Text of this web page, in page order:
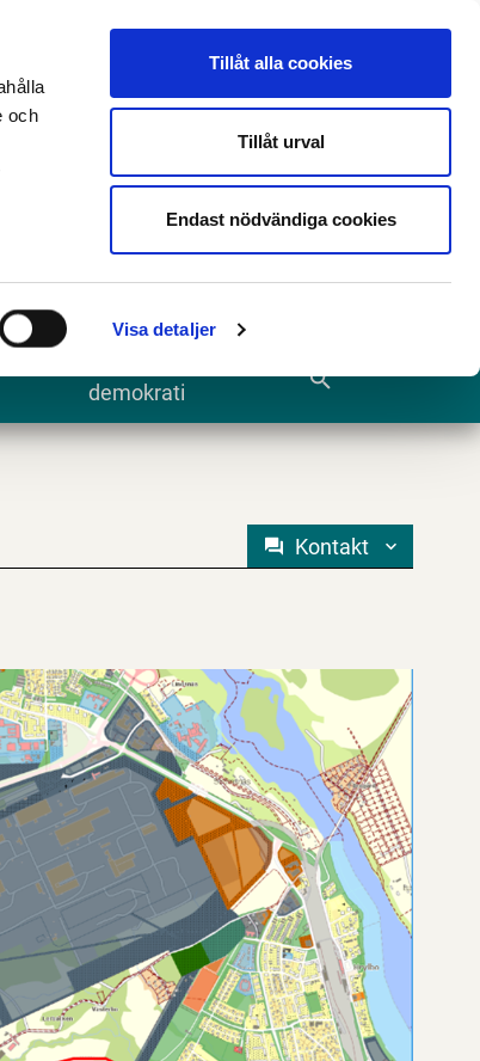
och
Visa detaljer
Tillåt alla cookies
Tillåt urval
Endast nödvändiga cookies
E-tjänster och blanketter Translate
Sök
demokrati
search
Kontakt